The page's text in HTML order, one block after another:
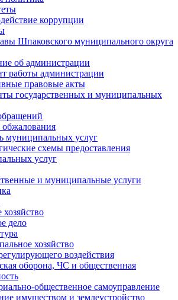
коррупции
Шпаковского муниципального округа
об администрации
работы администрации
правовые акты
государственных и муниципальных
муниципальных услуг
схемы предоставления
услуг
и муниципальные услуги
хозяйство
дело
хозяйство
воздействия
оборона, ЧС и общественная
общественное самоуправление
имуществом и землеустройство